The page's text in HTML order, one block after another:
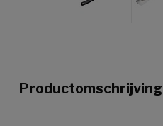
Productomschrijving